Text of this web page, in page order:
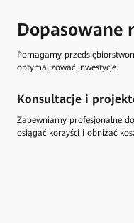
Dopasowane
Pomagamy
optymalizować inwestycje.
Konsultacje i
Zapewniamy profesjonalne
osiągać korzyści i obniżać